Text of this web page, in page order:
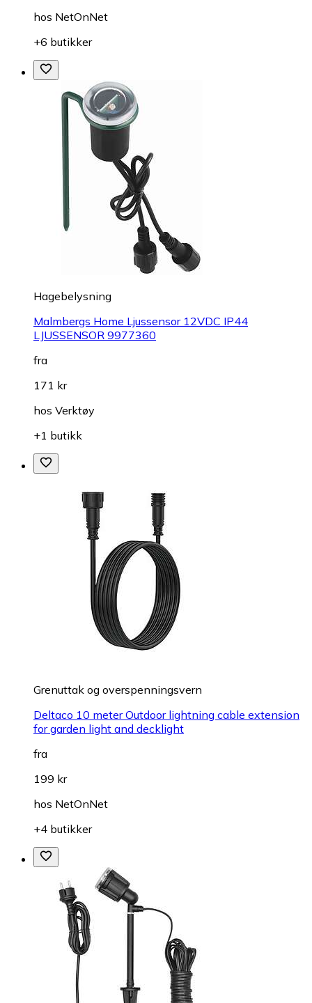
hos NetOnNet
+6 butikker
Hagebelysning
Malmbergs Home Ljussensor 12VDC IP44
LJUSSENSOR 9977360
fra
171 kr
hos Verktøy
+1 butikk
Grenuttak og overspenningsvern
Deltaco 10 meter Outdoor lightning cable extension
for garden light and decklight
fra
199 kr
hos NetOnNet
+4 butikker